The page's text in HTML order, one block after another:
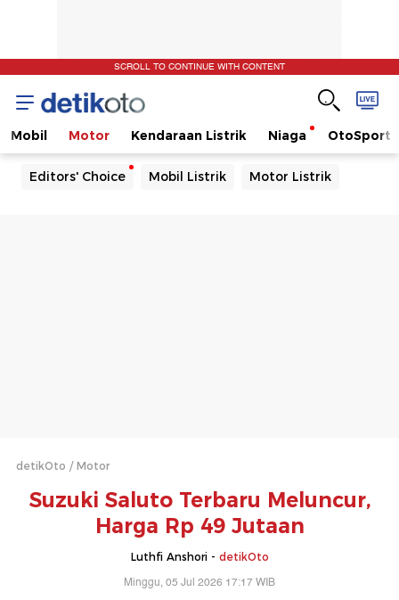
SCROLL TO CONTINUE WITH CONTENT
Mobil Motor Kendaraan Listrik Niaga OtoSport
Editors' Choice Mobil Listrik Motor Listrik
detikOto Motor
Suzuki Saluto Terbaru Meluncur,
Harga Rp 49 Jutaan
Luthfi Anshori - detikOto
Minggu, 05 Jul 2026 17:17 WIB